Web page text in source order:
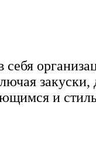
себя
и